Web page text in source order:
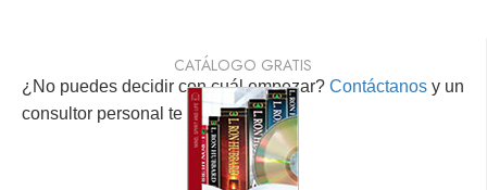
¿No puedes decidir con cuál empezar? Contáctanos y un
consultor personal te ayudará.
CATÁLOGO GRATIS